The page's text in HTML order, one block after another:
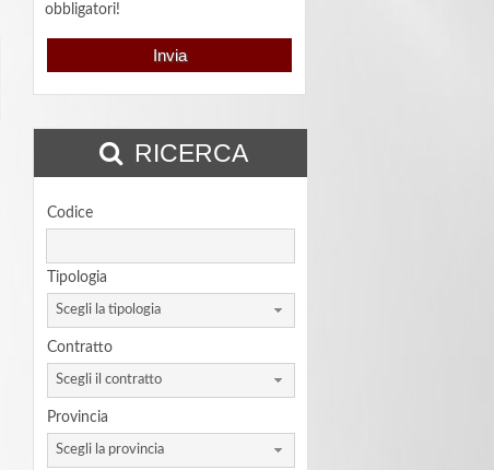
obbligatori!
RICERCA
Codice
Tipologia
Scegli la tipologia
Contratto
Scegli il contratto
Provincia
Scegli la provincia